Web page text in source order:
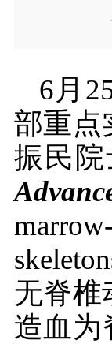
6月
部重点
振民
无脊椎
造血为